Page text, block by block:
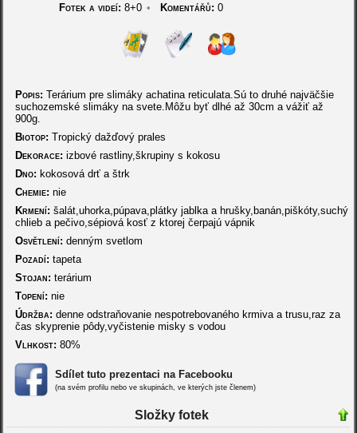
Fotek a videí: 8+0 • Komentářů: 0
Popis: Terárium pre slimáky achatina reticulata.Sú to druhé najväčšie
suchozemské slimáky na svete.Môžu byť dlhé až 30cm a vážiť až
900g.
Biotop: Tropický dažďový prales
Dekorace: izbové rastliny,škrupiny s kokosu
Dno: kokosová drť a štrk
Chemie: nie
Krmení: šalát,uhorka,púpava,plátky jablka a hrušky,banán,piškóty,suchý
chlieb a pečivo,sépiová kosť z ktorej čerpajú vápnik
Osvětlení: denným svetlom
Pozadí: tapeta
Stojan: terárium
Topení: nie
Údržba: denne odstraňovanie nespotrebovaného krmiva a trusu,raz za
čas skyprenie pôdy,vyčistenie misky s vodou
Vlhkost: 80%
Sdílet tuto prezentaci na Facebooku
(na svém profilu nebo ve skupinách, ve kterých jste členem)
Složky fotek